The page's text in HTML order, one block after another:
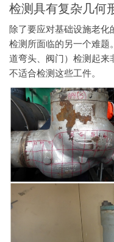
检测具有复杂几何
除了要应对基础设施老化
检测所面临的另一个难题
道弯头、阀门）检测起来
不适合检测这些工件。